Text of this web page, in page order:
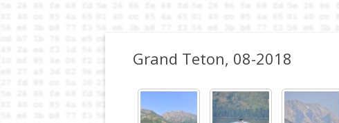
Grand Teton, 08-2018